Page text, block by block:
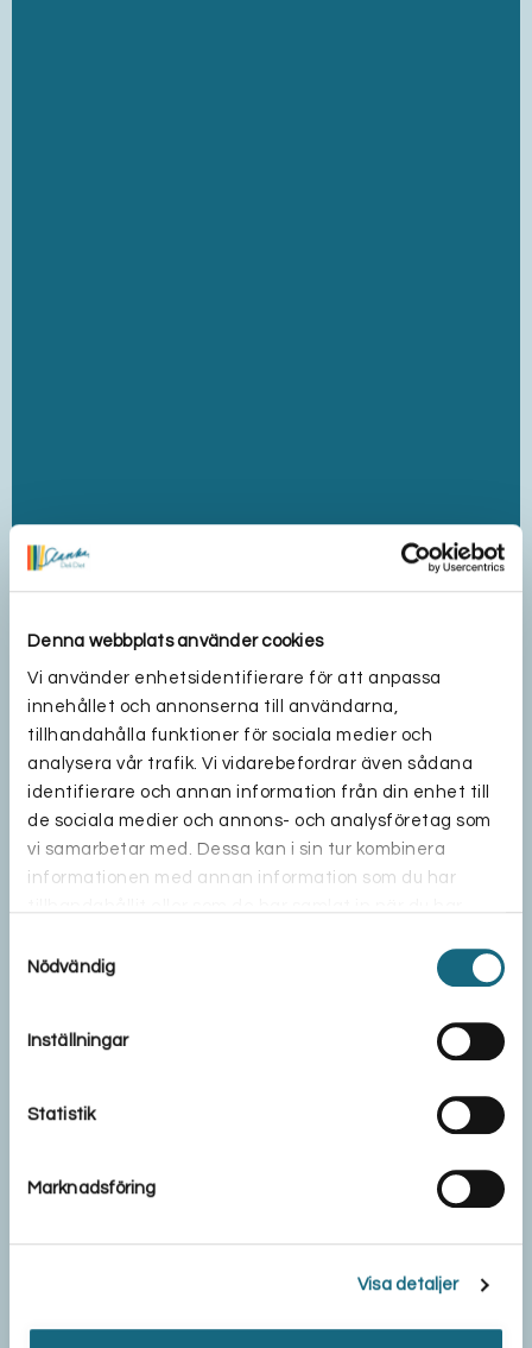
Denna webbplats använder cookies
Vi använder enhetsidentifierare för att anpassa
innehållet och annonserna till användarna,
tillhandahålla funktioner för sociala medier och
analysera vår trafik. Vi vidarebefordrar även sådana
identifierare och annan information från din enhet till
de sociala medier och annons- och analysföretag som
vi samarbetar med. Dessa kan i sin tur kombinera
informationen med annan information som du har
Nödvändig
Inställningar
Statistik
Marknadsföring
Visa detaljer